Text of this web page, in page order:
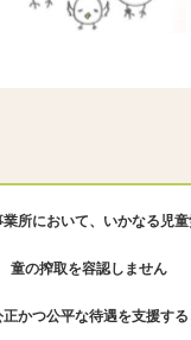
所において、いかなる児
童の搾取を容認しません
かつ公平な待遇を支援す